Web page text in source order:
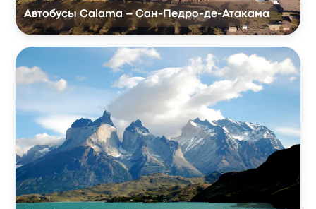
Автобусы Calama – Сан-Педро-де-Атакама